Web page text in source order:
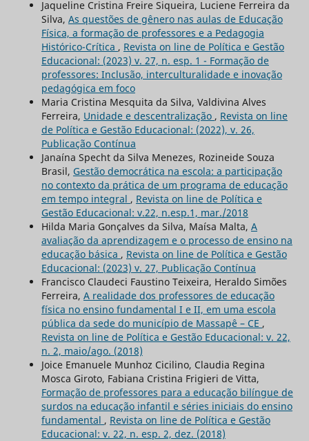
Jaqueline Cristina Freire Siqueira, Luciene Ferreira da
Silva, As questões de gênero nas aulas de Educação
Física, a formação de professores e a Pedagogia
Histórico-Crítica , Revista on line de Política e Gestão
Educacional: (2023) v. 27, n. esp. 1 - Formação de
professores: Inclusão, interculturalidade e inovação
pedagógica em foco
Maria Cristina Mesquita da Silva, Valdivina Alves
Ferreira, Unidade e descentralização , Revista on line
de Política e Gestão Educacional: (2022), v. 26,
Publicação Contínua
Janaína Specht da Silva Menezes, Rozineide Souza
Brasil, Gestão democrática na escola: a participação
no contexto da prática de um programa de educação
em tempo integral , Revista on line de Política e
Gestão Educacional: v.22, n.esp.1, mar./2018
Hilda Maria Gonçalves da Silva, Maísa Malta, A
avaliação da aprendizagem e o processo de ensino na
educação básica , Revista on line de Política e Gestão
Educacional: (2023) v. 27, Publicação Contínua
Francisco Claudeci Faustino Teixeira, Heraldo Simões
Ferreira, A realidade dos professores de educação
física no ensino fundamental I e II, em uma escola
pública da sede do município de Massapê – CE ,
Revista on line de Política e Gestão Educacional: v. 22,
n. 2, maio/ago. (2018)
Joice Emanuele Munhoz Cicilino, Claudia Regina
Mosca Giroto, Fabiana Cristina Frigieri de Vitta,
Formação de professores para a educação bilíngue de
surdos na educação infantil e séries iniciais do ensino
fundamental , Revista on line de Política e Gestão
Educacional: v. 22, n. esp. 2, dez. (2018)